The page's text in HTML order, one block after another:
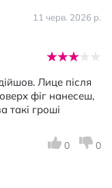
11 черв. 2026 р.
Лице після
фіг нанесеш,
такі гроші
0 0